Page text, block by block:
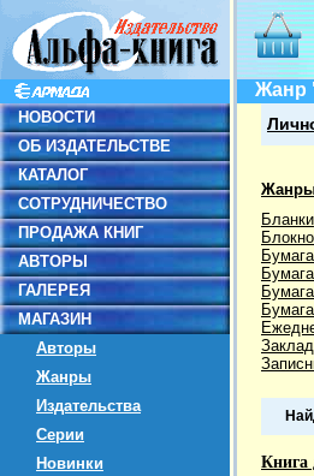
НОВОСТИ
ОБ ИЗДАТЕЛЬСТВЕ
КАТАЛОГ
СОТРУДНИЧЕСТВО
ПРОДАЖА КНИГ
АВТОРЫ
ГАЛЕРЕЯ
МАГАЗИН
Авторы
Жанры
Издательства
Серии
Новинки
Жанр
Бланки
Книга